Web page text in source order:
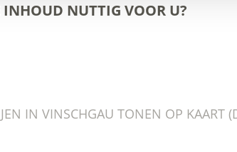
INHOUD NUTTIG VOOR U?
IN VINSCHGAU TONEN OP KAART